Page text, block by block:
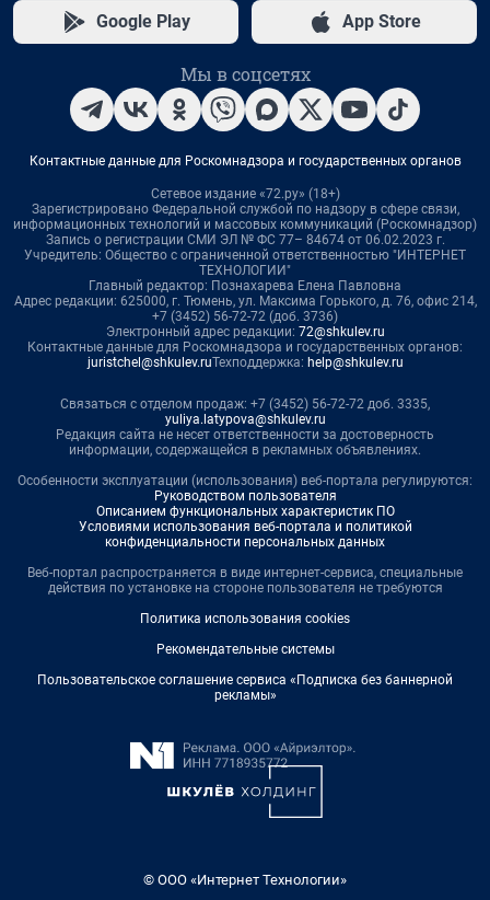
Google Play App Store
Мы в соцсетях
Контактные данные для Роскомнадзора и государственных органов
Сетевое издание «72.ру» (18+)
Зарегистрировано Федеральной службой по надзору в сфере связи,
информационных технологий и массовых коммуникаций (Роскомнадзор)
Запись о регистрации СМИ ЭЛ № ФС 77– 84674 от 06.02.2023 г.
Учредитель: Общество с ограниченной ответственностью "ИНТЕРНЕТ
ТЕХНОЛОГИИ"
Главный редактор: Познахарева Елена Павловна
Адрес редакции: 625000, г. Тюмень, ул. Максима Горького, д. 76, офис 214,
+7 (3452) 56-72-72 (доб. 3736)
Электронный адрес редакции: 72@shkulev.ru
Контактные данные для Роскомнадзора и государственных органов:
juristchel@shkulev.ruТехподдержка: help@shkulev.ru
Связаться с отделом продаж: +7 (3452) 56-72-72 доб. 3335,
yuliya.latypova@shkulev.ru
Редакция сайта не несет ответственности за достоверность
информации, содержащейся в рекламных объявлениях.
Особенности эксплуатации (использования) веб-портала регулируются:
Руководством пользователя
Описанием функциональных характеристик ПО
Условиями использования веб-портала и политикой
конфиденциальности персональных данных
Веб-портал распространяется в виде интернет-сервиса, специальные
действия по установке на стороне пользователя не требуются
Политика использования cookies
Рекомендательные системы
Пользовательское соглашение сервиса «Подписка без баннерной
рекламы»
© ООО «Интернет Технологии»